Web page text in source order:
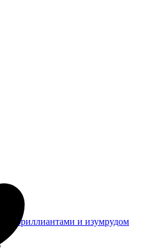
с бриллиантами и изумрудом